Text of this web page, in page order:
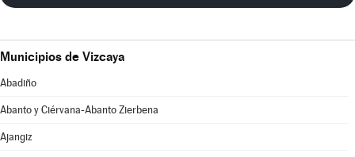
Municipios de Vizcaya
Abadiño
Abanto y Ciérvana-Abanto Zierbena
Ajangiz